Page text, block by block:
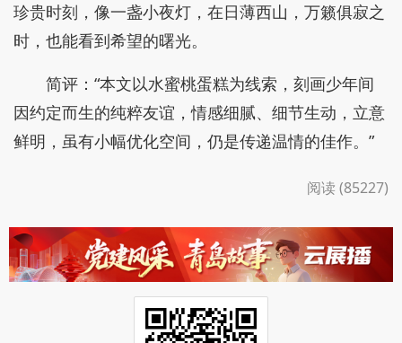
珍贵时刻，像一盏小夜灯，在日薄西山，万籁俱寂之
时，也能看到希望的曙光。
简评：“本文以水蜜桃蛋糕为线索，刻画少年间
因约定而生的纯粹友谊，情感细腻、细节生动，立意
鲜明，虽有小幅优化空间，仍是传递温情的佳作。”
阅读 (85227)